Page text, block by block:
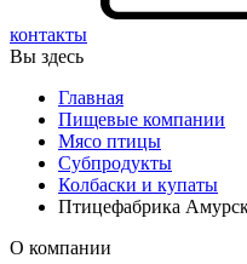
контакты
Вы здесь
Главная
Пищевые компании
Мясо птицы
Субпродукты
Колбаски и купаты
Птицефабрика
О компании